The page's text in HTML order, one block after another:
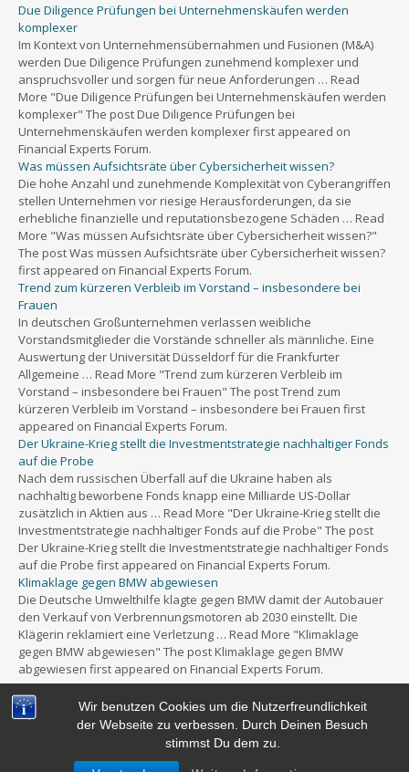
Wir benutzen Cookies um die Nutzerfreundlichkeit
der Webseite zu verbessen. Durch Deinen Besuch
stimmst Du dem zu.
Due Diligence Prüfungen bei Unternehmenskäufen werden
komplexer
Im Kontext von Unternehmensübernahmen und Fusionen (M&A)
werden Due Diligence Prüfungen zunehmend komplexer und
anspruchsvoller und sorgen für neue Anforderungen … Read
More "Due Diligence Prüfungen bei Unternehmenskäufen werden
komplexer" The post Due Diligence Prüfungen bei
Unternehmenskäufen werden komplexer first appeared on
Financial Experts Forum.
Was müssen Aufsichtsräte über Cybersicherheit wissen?
Die hohe Anzahl und zunehmende Komplexität von Cyberangriffen
stellen Unternehmen vor riesige Herausforderungen, da sie
erhebliche finanzielle und reputationsbezogene Schäden … Read
More "Was müssen Aufsichtsräte über Cybersicherheit wissen?"
The post Was müssen Aufsichtsräte über Cybersicherheit wissen?
first appeared on Financial Experts Forum.
Trend zum kürzeren Verbleib im Vorstand – insbesondere bei
Frauen
In deutschen Großunternehmen verlassen weibliche
Vorstandsmitglieder die Vorstände schneller als männliche. Eine
Auswertung der Universität Düsseldorf für die Frankfurter
Allgemeine … Read More "Trend zum kürzeren Verbleib im
Vorstand – insbesondere bei Frauen" The post Trend zum
kürzeren Verbleib im Vorstand – insbesondere bei Frauen first
appeared on Financial Experts Forum.
Der Ukraine-Krieg stellt die Investmentstrategie nachhaltiger Fonds
auf die Probe
Nach dem russischen Überfall auf die Ukraine haben als
nachhaltig beworbene Fonds knapp eine Milliarde US-Dollar
zusätzlich in Aktien aus … Read More "Der Ukraine-Krieg stellt die
Investmentstrategie nachhaltiger Fonds auf die Probe" The post
Der Ukraine-Krieg stellt die Investmentstrategie nachhaltiger Fonds
auf die Probe first appeared on Financial Experts Forum.
Klimaklage gegen BMW abgewiesen
Die Deutsche Umwelthilfe klagte gegen BMW damit der Autobauer
den Verkauf von Verbrennungsmotoren ab 2030 einstellt. Die
Klägerin reklamiert eine Verletzung … Read More "Klimaklage
gegen BMW abgewiesen" The post Klimaklage gegen BMW
abgewiesen first appeared on Financial Experts Forum.
Powered byWordPress&Portfolio.